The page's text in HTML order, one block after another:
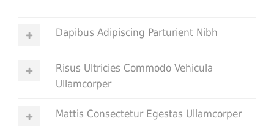
Dapibus Adipiscing Parturient Nibh
Risus Ultricies Commodo Vehicula
Ullamcorper
Mattis Consectetur Egestas Ullamcorper